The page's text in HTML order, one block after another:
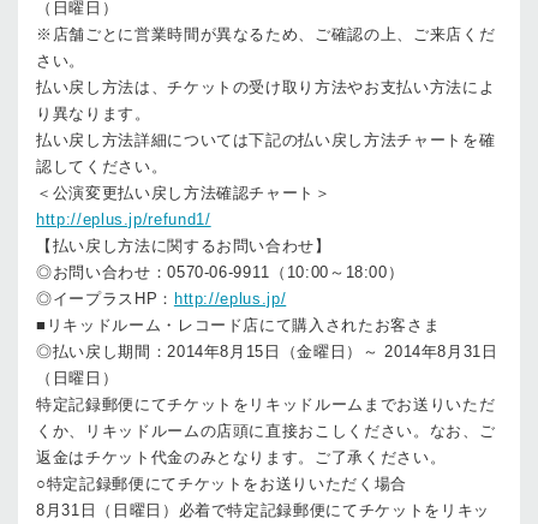
（日曜日）
※店舗ごとに営業時間が異なるため、ご確認の上、ご来店くだ
さい。
払い戻し方法は、チケットの受け取り方法やお支払い方法によ
り異なります。
払い戻し方法詳細については下記の払い戻し方法チャートを確
認してください。
＜公演変更払い戻し方法確認チャート＞
http://eplus.jp/refund1/
【払い戻し方法に関するお問い合わせ】
◎お問い合わせ：0570-06-9911（10:00～18:00）
◎イープラスHP： http://eplus.jp/
■リキッドルーム・レコード店にて購入されたお客さま
◎払い戻し期間：2014年8月15日（金曜日）～ 2014年8月31日
（日曜日）
特定記録郵便にてチケットをリキッドルームまでお送りいただ
くか、リキッドルームの店頭に直接おこしください。なお、ご
返金はチケット代金のみとなります。ご了承ください。
○特定記録郵便にてチケットをお送りいただく場合
8月31日（日曜日）必着で特定記録郵便にてチケットをリキッ